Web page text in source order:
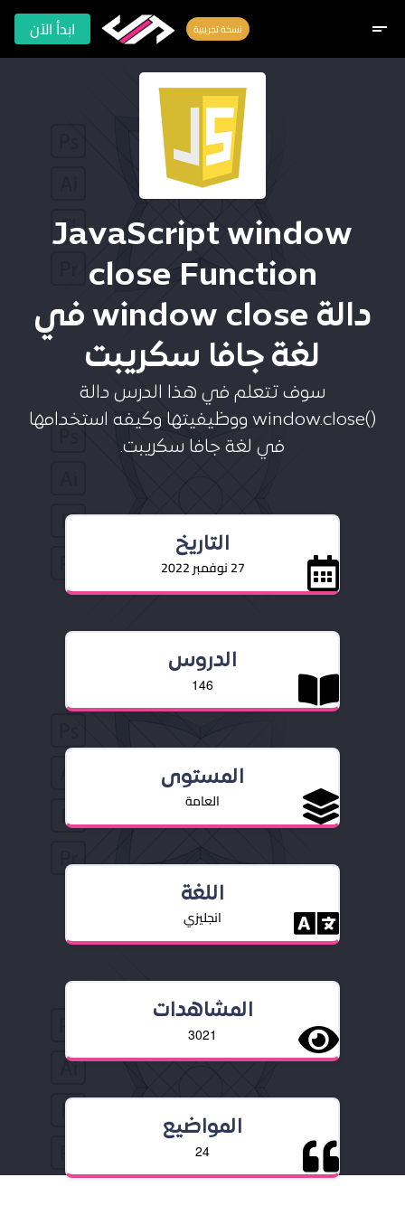
short_text نسخة تجريبية ابدأ الآن
JavaScript window
close Function
دالة window close في
لغة جافا سكريبت
سوف تتعلم في هذا الدرس دالة
()window.close ووظيفيتها وكيفه استخدامها
في لغة جافا سكريبت.
التاريخ
27 نوفمبر 2022
الدروس
146
المستوى
العامة
اللغة
انجليزي
المشاهدات
3021
المواضيع
24